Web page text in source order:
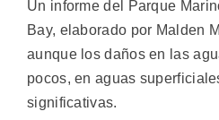
Un informe del Parque
Bay, elaborado por Malden
aunque los daños en las
pocos, en aguas
significativas.